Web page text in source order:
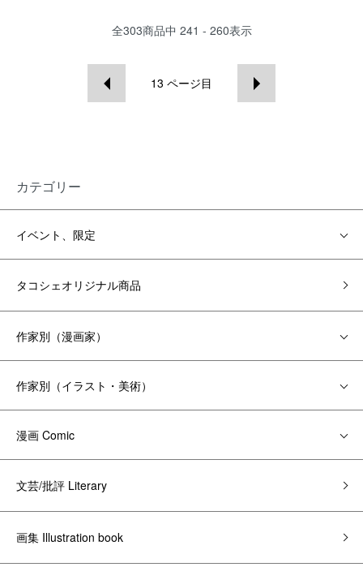
全303商品中 241 - 260表示
13 ページ目
カテゴリー
イベント、限定
タコシェオリジナル商品
作家別（漫画家）
作家別（イラスト・美術）
漫画 Comic
文芸/批評 Literary
画集 Illustration book